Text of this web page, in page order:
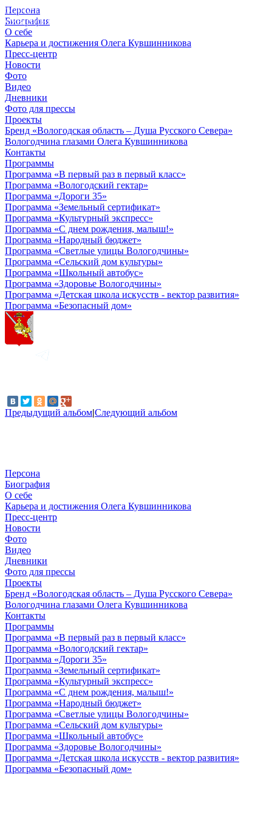
Персона
Биография
О себе
Карьера и достижения Олега Кувшинникова
Пресс-центр
Новости
Фото
Видео
Дневники
Фото для прессы
Проекты
Бренд «Вологодская область – Душа Русского Севера»
Вологодчина глазами Олега Кувшинникова
Контакты
Программы
Программа «В первый раз в первый класс»
Программа «Вологодский гектар»
Программа «Дороги 35»
Программа «Земельный сертификат»
Программа «Культурный экспресс»
Программа «С днем рождения, малыш!»
Программа «Народный бюджет»
Программа «Светлые улицы Вологодчины»
Программа «Сельский дом культуры»
Программа «Школьный автобус»
Программа «Здоровье Вологодчины»
Программа «Детская школа искусств - вектор развития»
Программа «Безопасный дом»
Предыдущий альбом|Следующий альбом
© 2012 - 2023,
КУВШИННИКОВ О.А.
Персона
Биография
О себе
Карьера и достижения Олега Кувшинникова
Пресс-центр
Новости
Фото
Видео
Дневники
Фото для прессы
Проекты
Бренд «Вологодская область – Душа Русского Севера»
Вологодчина глазами Олега Кувшинникова
Контакты
Программы
Программа «В первый раз в первый класс»
Программа «Вологодский гектар»
Программа «Дороги 35»
Программа «Земельный сертификат»
Программа «Культурный экспресс»
Программа «С днем рождения, малыш!»
Программа «Народный бюджет»
Программа «Светлые улицы Вологодчины»
Программа «Сельский дом культуры»
Программа «Школьный автобус»
Программа «Здоровье Вологодчины»
Программа «Детская школа искусств - вектор развития»
Программа «Безопасный дом»